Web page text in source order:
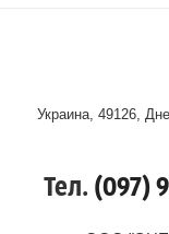
Украина, 49126,
Тел. (097)